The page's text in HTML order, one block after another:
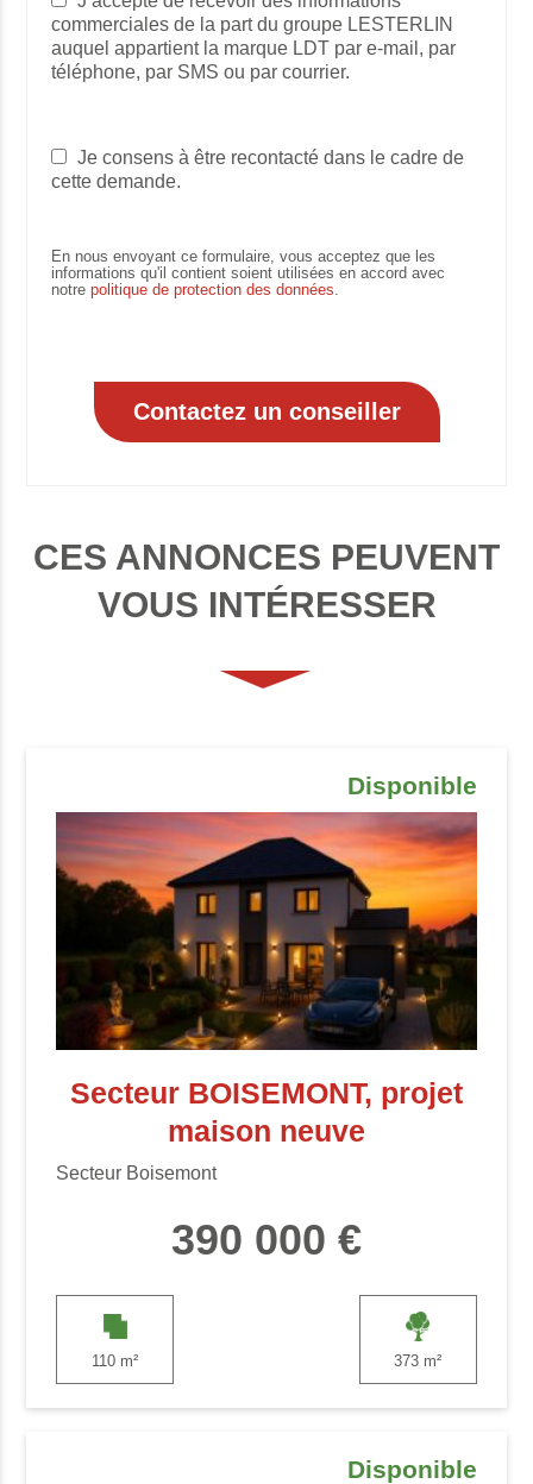
commerciales de la part du groupe LESTERLIN
auquel appartient la marque LDT par e-mail, par
téléphone, par SMS ou par courrier.
Je consens à être recontacté dans le cadre de
cette demande.
En nous envoyant ce formulaire, vous acceptez que les
informations qu'il contient soient utilisées en accord avec
notrepolitique de protection des données.
CES ANNONCES PEUVENT
VOUS INTÉRESSER
Disponible
Secteur BOISEMONT, projet
maison neuve
Secteur Boisemont
390 000 €
110 m² 373 m²
Disponible